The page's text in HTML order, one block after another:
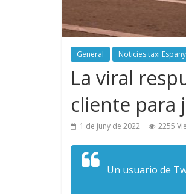
General Noticies taxi
La viral
cliente para
1 de juny de 2022 2255
Un usuario de